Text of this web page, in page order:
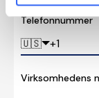
Telefonnummer
🇺🇸
Virksomhedens